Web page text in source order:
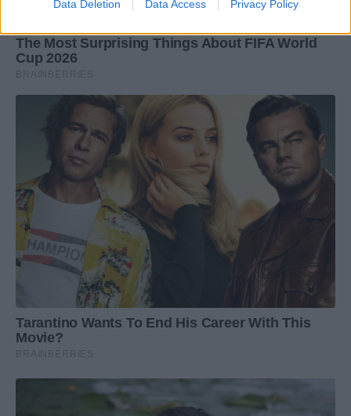
Data Deletion Data Access Privacy Policy